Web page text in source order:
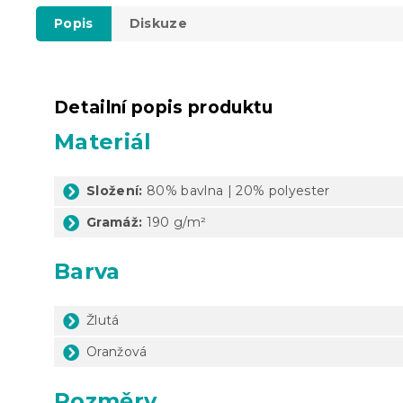
Popis Diskuze
Detailní popis produktu
Materiál
Složení: 80% bavlna | 20% polyester
Gramáž: 190 g/m²
Barva
Žlutá
Oranžová